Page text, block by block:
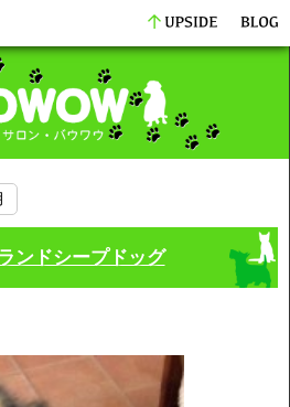
ンドシープドッグ